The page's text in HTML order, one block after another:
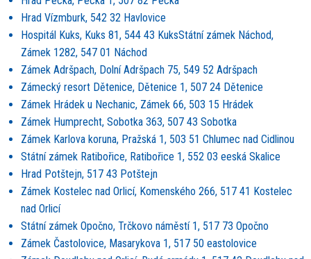
Hrad Vízmburk, 542 32 Havlovice
Hospitál Kuks, Kuks 81, 544 43 KuksStátní zámek Náchod,
Zámek 1282, 547 01 Náchod
Zámek Adršpach, Dolní Adršpach 75, 549 52 Adršpach
Zámecký resort Dětenice, Dětenice 1, 507 24 Dětenice
Zámek Hrádek u Nechanic, Zámek 66, 503 15 Hrádek
Zámek Humprecht, Sobotka 363, 507 43 Sobotka
Zámek Karlova koruna, Pražská 1, 503 51 Chlumec nad Cidlinou
Státní zámek Ratibořice, Ratibořice 1, 552 03 eeská Skalice
Hrad Potštejn, 517 43 Potštejn
Zámek Kostelec nad Orlicí, Komenského 266, 517 41 Kostelec
nad Orlicí
Státní zámek Opočno, Trčkovo náměstí 1, 517 73 Opočno
Zámek Častolovice, Masarykova 1, 517 50 eastolovice